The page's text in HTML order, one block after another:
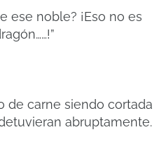
ese noble? ¡Eso no es
de carne siendo cortada
abruptamente.